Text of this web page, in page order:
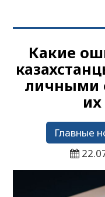
Какие
личными
Главные